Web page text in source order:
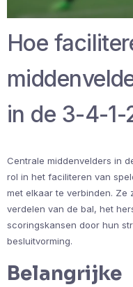
Hoe
in de 3-4-1-
Centrale middenvelders in
rol in het faciliteren van
met elkaar te verbinden.
verdelen van de bal, het
scoringskansen door hun
besluitvorming.
Belangrijke